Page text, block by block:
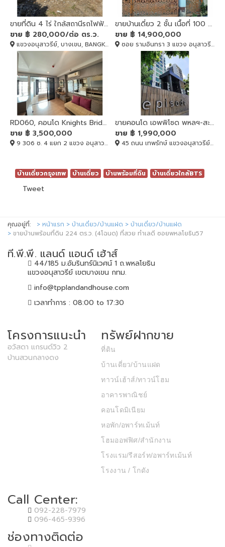
ขายที่ดิน 4 ไร่ ใกล้สถานีรถไฟฟ้า พหลโยธิน 59
ขาย ฿ 280,000/ต่อ ตร.ว.
แขวงอนุสาวรีย์, บางเขน, BANGKOK , 10220
ขายบ้านเดี่ยว 2 ชั้น เนื้อที่ 100 ตร.ว. หมู่บ้านอัมรินทร์นิเวศน์ 1 ซอย 2 ใกล้เซ็นทรัลรามอินทรา
ขาย ฿ 14,900,000
ซอย รามอินทรา 3 แขวง อนุสาวรีย์ เขตบางเขน กรุงเทพมหานคร, บางเขน, BANGKOK , 10220
RD060, คอนโด Knights Bridge Sky City Sapanmai ติด BTS
ขาย ฿ 3,500,000
9 306 ซ. 4 แยก 2 แขวง อนุสาวรีย์, บางเขน, BANGKOK , 10220
ขายคอนโด เอพพิโซด พหลฯ-สะพานใหม่ กรุงเทพมหานคร, ขายคอนโด เอพพิโซด พหลฯ-สะพานใหม่ กรุงเทพมหานคร
ขาย ฿ 1,990,000
45 ถนน เทพรักษ์ แขวงอนุสาวรีย์ เขตบางเขน กรุงเทพมหานคร 10220, บางเขน, BANGKOK , 10220
บ้านเดี่ยวกรุงเทพ บ้านเดี่ยว บ้านพร้อมที่ดิน บ้านเดี่ยวใกล้BTS
Tweet
คุณอยู่ที่: หน้าแรก บ้านเดี่ยว/บ้านแฝด
บ้านเดี่ยว/บ้านแฝด
ขายบ้านพร้อมที่ดิน 224 ตร.ว. (4โฉนด) ที่สวย ทำเลดี ซอยพหลโยธิน57
ที.พี.พี. แลนด์ แอนด์ เฮ้าส์
44/185 ม.อัมรินทร์นิเวศน์ 1 ถ.พหลโยธิน
แขวงอนุสาวรีย์ เขตบางเขน กทม.
info@tpplandandhouse.com
เวลาทำการ : 08:00 to 17:30
โครงการแนะนำ
อวัสดา แกรนด์วิว 2
บ้านสวนกลางดง
ทรัพย์ฝากขาย
ที่ดิน
บ้านเดี่ยว/บ้านแฝด
ทาวน์เฮ้าส์/ทาวน์โฮม
อาคารพาณิชย์
คอนโดมิเนียม
หอพัก/อพาร์ทเม้นท์
โฮมออฟฟิศ/สำนักงาน
โรงแรม/รีสอร์ท/อพาร์ทเม้นท์
โรงงาน / โกดัง
Call Center:
092-228-7979
096-465-9396
ช่องทางติดต่อ